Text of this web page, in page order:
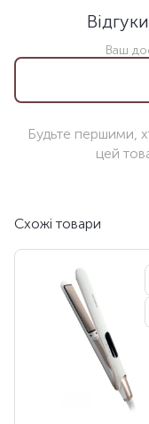
Ваш
Будьте першими,
цей
Схожі товари